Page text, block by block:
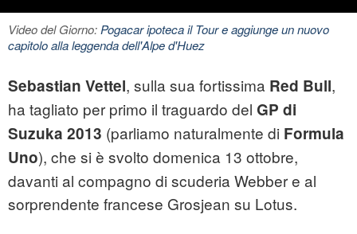
Video del Giorno: Pogacar ipoteca il Tour e aggiunge un nuovo
capitolo alla leggenda dell'Alpe d'Huez
Sebastian Vettel, sulla sua fortissima Red Bull,
ha tagliato per primo il traguardo del GP di
Suzuka 2013 (parliamo naturalmente di Formula
Uno), che si è svolto domenica 13 ottobre,
davanti al compagno di scuderia Webber e al
sorprendente francese Grosjean su Lotus.